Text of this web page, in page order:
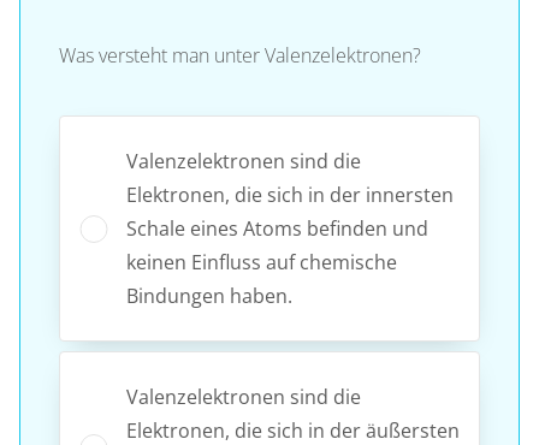
Was versteht man unter Valenzelektronen?
Valenzelektronen sind die
Elektronen, die sich in der innersten
Schale eines Atoms befinden und
keinen Einfluss auf chemische
Bindungen haben.
Valenzelektronen sind die
Elektronen, die sich in der äußersten